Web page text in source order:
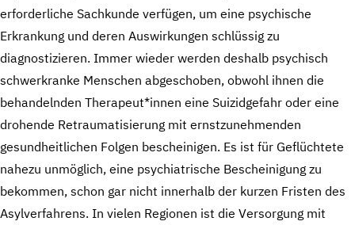
erforderliche Sachkunde verfügen, um eine psychische
Erkrankung und deren Auswirkungen schlüssig zu
diagnostizieren. Immer wieder werden deshalb psychisch
schwerkranke Menschen abgeschoben, obwohl ihnen die
behandelnden Therapeut*innen eine Suizidgefahr oder eine
drohende Retraumatisierung mit ernstzunehmenden
gesundheitlichen Folgen bescheinigen. Es ist für Geflüchtete
nahezu unmöglich, eine psychiatrische Bescheinigung zu
bekommen, schon gar nicht innerhalb der kurzen Fristen des
Asylverfahrens. In vielen Regionen ist die Versorgung mit